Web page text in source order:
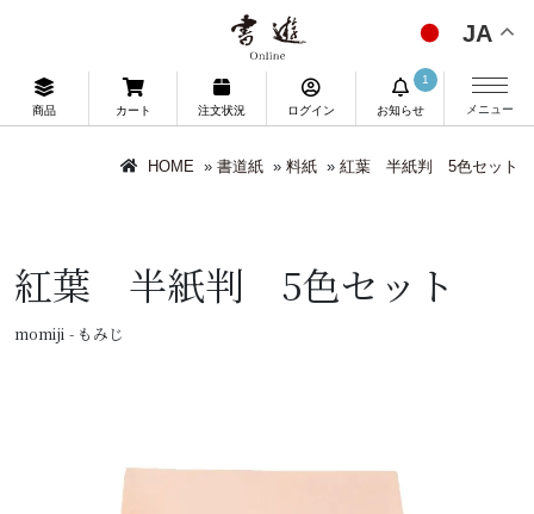
JA
商品 カート 注文状況 ログイン お知らせ
1
メニュー
HOME » 書道紙 » 料紙 » 紅葉 半紙判 5色セット
紅葉 半紙判 5色セット
momiji - もみじ